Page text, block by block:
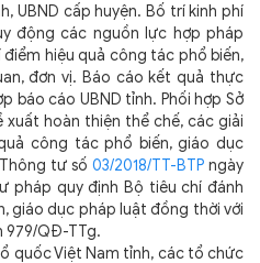
UBND cấp huyện. Bố trí kinh phí
động các nguồn lực hợp pháp
hiệu quả công tác phổ biến,
đơn vị. Báo cáo kết quả thực
báo cáo UBND tỉnh. Phối hợp Sở
hoàn thiện thể chế, các giải
công tác phổ biến, giáo dục
tư số 03/2018/TT-BTPngày
pháp quy định Bộ tiêu chí đánh
giáo dục pháp luật đồng thời với
979/QĐ-TTg.
Việt Nam tỉnh, các tổ chức